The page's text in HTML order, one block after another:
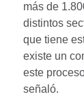
más de
distintos
que tiene
existe un
este
señaló.